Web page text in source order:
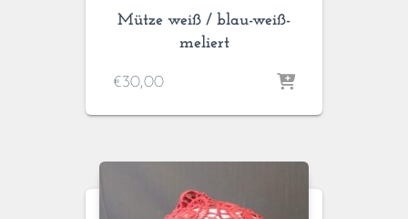
Mütze weiß / blau-weiß-
meliert
€30,00